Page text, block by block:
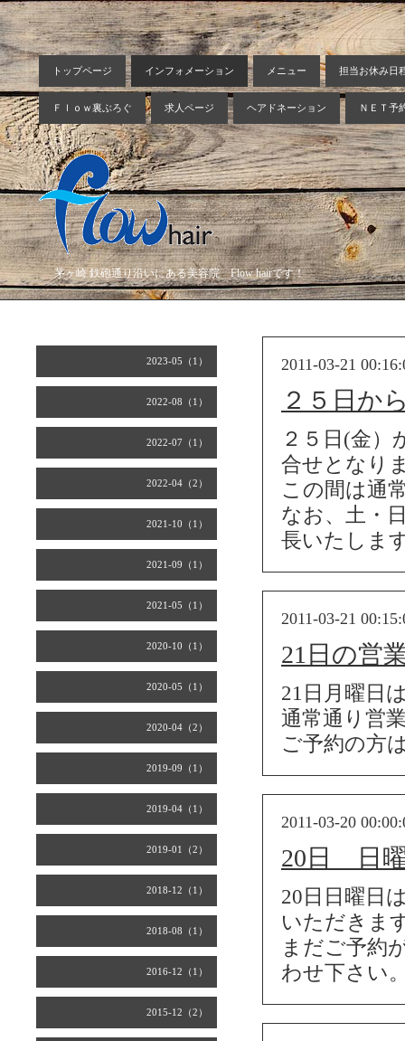
トップページ インフォメーション メニュー 担当お休み日
Ｆｌｏｗ裏ぶろぐ 求人ページ ヘアドネーション ＮＥＴ予
茅ヶ崎 鉄砲通り沿いにある美容院 Flow hairです！
2023-05（1）
2022-08（1）
2022-07（1）
2022-04（2）
2021-10（1）
2021-09（1）
2021-05（1）
2020-10（1）
2020-05（1）
2020-04（2）
2019-09（1）
2019-04（1）
2019-01（2）
2018-12（1）
2018-08（1）
2016-12（1）
2015-12（2）
2011-03-21
２５日か
２５日(金）
合せとなり
この間は通
なお、土・
長いたしま
2011-03-21
21日の営
21日月曜日
通常通り営
ご予約の方
2011-03-20
20日 日
20日日曜日
いただきま
まだご予約
わせ下さい